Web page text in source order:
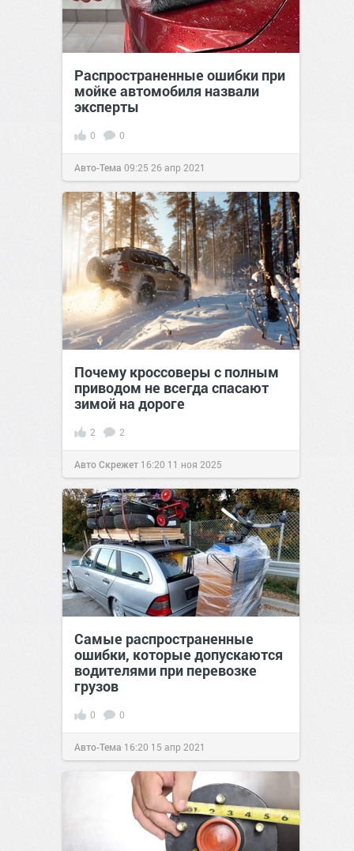
Распространенные ошибки при
мойке автомобиля назвали
эксперты
0 0
Авто-Тема 09:25 26 апр 2021
Почему кроссоверы с полным
приводом не всегда спасают
зимой на дороге
2 2
Авто Скрежет 16:20 11 ноя 2025
Самые распространенные
ошибки, которые допускаются
водителями при перевозке
грузов
0 0
Авто-Тема 16:20 15 апр 2021